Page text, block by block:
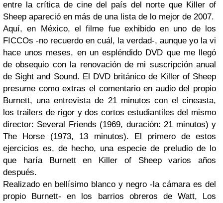
entre la crítica de cine del país del norte que Killer of
Sheep apareció en más de una lista de lo mejor de 2007.
Aquí, en México, el filme fue exhibido en uno de los
FICCOs -no recuerdo en cuál, la verdad-, aunque yo la vi
hace unos meses, en un espléndido DVD que me llegó
de obsequio con la renovación de mi suscripción anual
de Sight and Sound. El DVD británico de Killer of Sheep
presume como extras el comentario en audio del propio
Burnett, una entrevista de 21 minutos con el cineasta,
los trailers de rigor y dos cortos estudiantiles del mismo
director: Several Friends (1969, duración: 21 minutos) y
The Horse (1973, 13 minutos). El primero de estos
ejercicios es, de hecho, una especie de preludio de lo
que haría Burnett en Killer of Sheepvarios años
después.
Realizado en bellísimo blanco y negro -la cámara es del
propio Burnett- en los barrios obreros de Watt, Los